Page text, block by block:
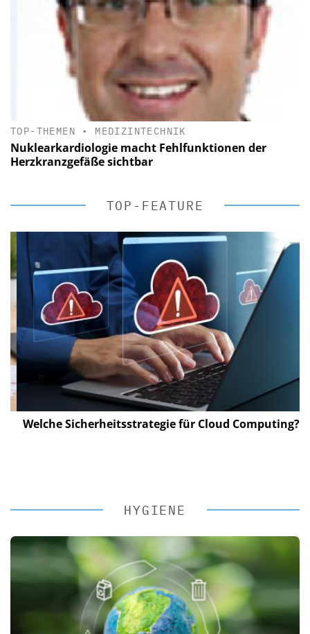
TOP-THEMEN • MEDIZINTECHNIK
Nuklearkardiologie macht Fehlfunktionen der
Herzkranzgefäße sichtbar
TOP-FEATURE
Welche Sicherheitsstrategie für Cloud Computing?
HYGIENE